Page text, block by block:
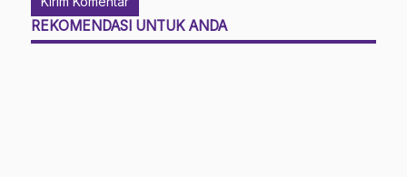
REKOMENDASI UNTUK ANDA